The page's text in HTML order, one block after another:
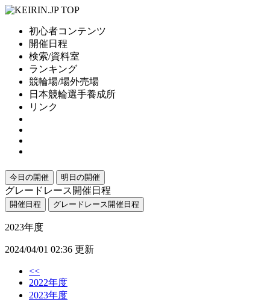
初心者コンテンツ
開催日程
検索/資料室
ランキング
競輪場/場外売場
日本競輪選手養成所
リンク
今日の開催 明日の開催
グレードレース開催日程
開催日程 グレードレース開催日程
2023年度
2024/04/01 02:36 更新
<<
2022年度
2023年度